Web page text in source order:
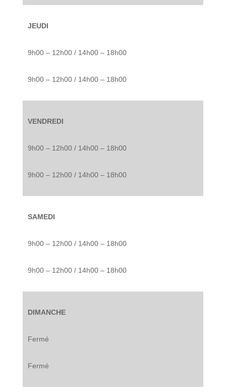
JEUDI
9h00 – 12h00 / 14h00 – 18h00
9h00 – 12h00 / 14h00 – 18h00
VENDREDI
9h00 – 12h00 / 14h00 – 18h00
9h00 – 12h00 / 14h00 – 18h00
SAMEDI
9h00 – 12h00 / 14h00 – 18h00
9h00 – 12h00 / 14h00 – 18h00
DIMANCHE
Fermé
Fermé